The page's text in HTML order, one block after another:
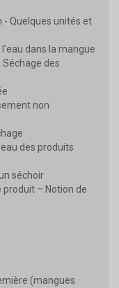
Quelques unités et
dans la mangue
des
non
des produits
séchoir
produit – Notion de
(mangues